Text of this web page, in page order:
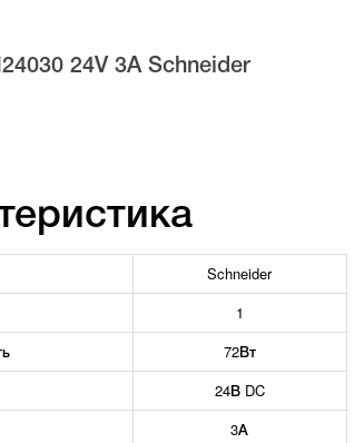
24V 3A Schneider
Schneider
1
72Вт
24В DC
3А